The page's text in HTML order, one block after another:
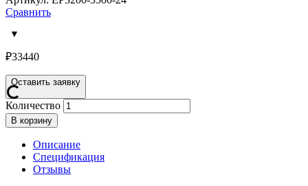
Сравнить
₽33440
Оставить заявку
Количество
В корзину
Описание
Спецификация
Отзывы